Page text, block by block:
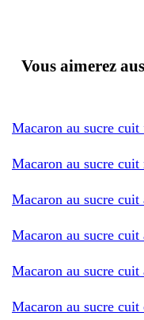
Vous aimerez
Macaron au sucre cuit
Macaron au sucre
Macaron au sucre
Macaron au sucre cuit
Macaron au sucre cuit
Macaron au sucre cuit